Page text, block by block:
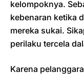
kelompoknya.
kebenaran ketika
mereka sukai.
perilaku tercela
Karena